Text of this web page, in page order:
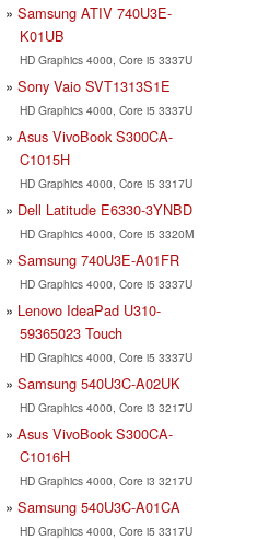
Samsung ATIV 740U3E-
K01UB
HD Graphics 4000, Core i5 3337U
Sony Vaio SVT1313S1E
HD Graphics 4000, Core i5 3337U
Asus VivoBook S300CA-
C1015H
HD Graphics 4000, Core i5 3317U
Dell Latitude E6330-3YNBD
HD Graphics 4000, Core i5 3320M
Samsung 740U3E-A01FR
HD Graphics 4000, Core i5 3337U
Lenovo IdeaPad U310-
59365023 Touch
HD Graphics 4000, Core i5 3337U
Samsung 540U3C-A02UK
HD Graphics 4000, Core i3 3217U
Asus VivoBook S300CA-
C1016H
HD Graphics 4000, Core i3 3217U
Samsung 540U3C-A01CA
HD Graphics 4000, Core i5 3317U